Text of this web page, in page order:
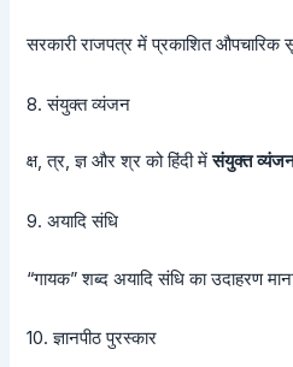
सरकारी राजपत्र में प्रकाशित औपचारिक
8. संयुक्त व्यंजन
क्ष, त्र, ज्ञ और श्र को हिंदी मेंसंयुक्त
9. अयादि संधि
“गायक” शब्द अयादि संधि का उदाहरण
10. ज्ञानपीठ पुरस्कार